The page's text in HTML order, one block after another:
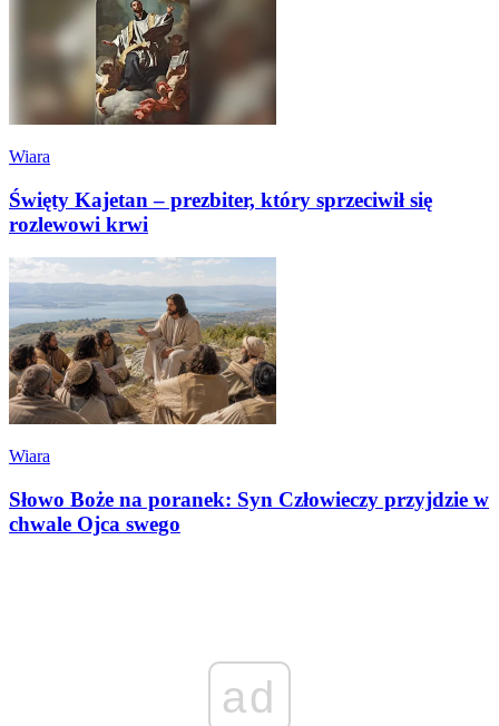
Wiara
Święty Kajetan – prezbiter, który sprzeciwił się
rozlewowi krwi
Wiara
Słowo Boże na poranek: Syn Człowieczy przyjdzie w
chwale Ojca swego
ad